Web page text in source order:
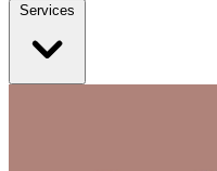
Services